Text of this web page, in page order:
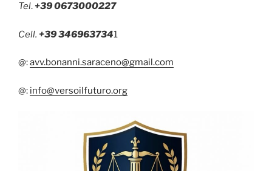
Tel.+39 0673000227
Cell. +39 3469637341
@:avv.bonanni.saraceno@gmail.com
@: info@versoilfuturo.org